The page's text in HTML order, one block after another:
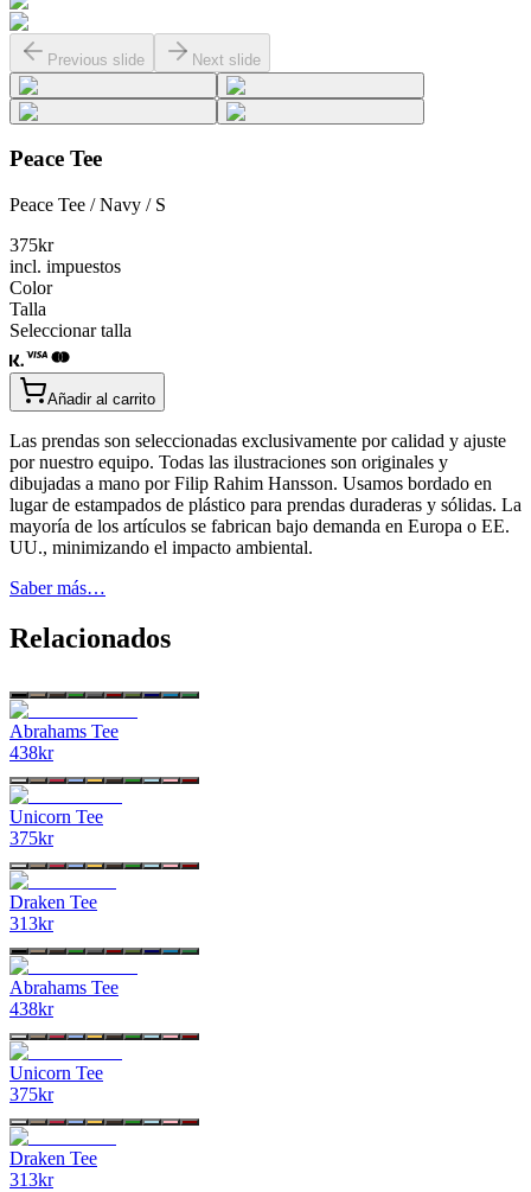
Previous slide Next slide
Peace Tee
Peace Tee / Navy / S
375kr
incl. impuestos
Color
Talla
Seleccionar talla
Añadir al carrito
Las prendas son seleccionadas exclusivamente por calidad y ajuste
por nuestro equipo. Todas las ilustraciones son originales y
dibujadas a mano por Filip Rahim Hansson. Usamos bordado en
lugar de estampados de plástico para prendas duraderas y sólidas. La
mayoría de los artículos se fabrican bajo demanda en Europa o EE.
UU., minimizando el impacto ambiental.
Saber más…
Relacionados
Abrahams Tee
438kr
Unicorn Tee
375kr
Draken Tee
313kr
Abrahams Tee
438kr
Unicorn Tee
375kr
Draken Tee
313kr